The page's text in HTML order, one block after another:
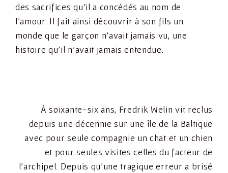
des sacrifices qu’il a concédés au nom de
l’amour. Il fait ainsi découvrir à son fils un
monde que le garçon n’avait jamais vu, une
histoire qu’il n’avait jamais entendue.
À soixante-six ans, Fredrik Welin vit reclus
depuis une décennie sur une île de la Baltique
avec pour seule compagnie un chat et un chien
et pour seules visites celles du facteur de
l’archipel. Depuis qu’une tragique erreur a brisé